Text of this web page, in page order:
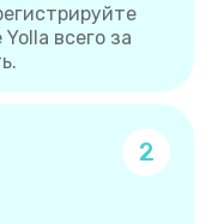
всего за
2